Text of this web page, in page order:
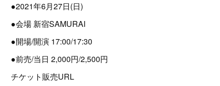
●2021年6月27日(日)
●会場 新宿SAMURAI
●開場/開演 17:00/17:30
●前売/当日 2,000円/2,500円
チケット販売URL